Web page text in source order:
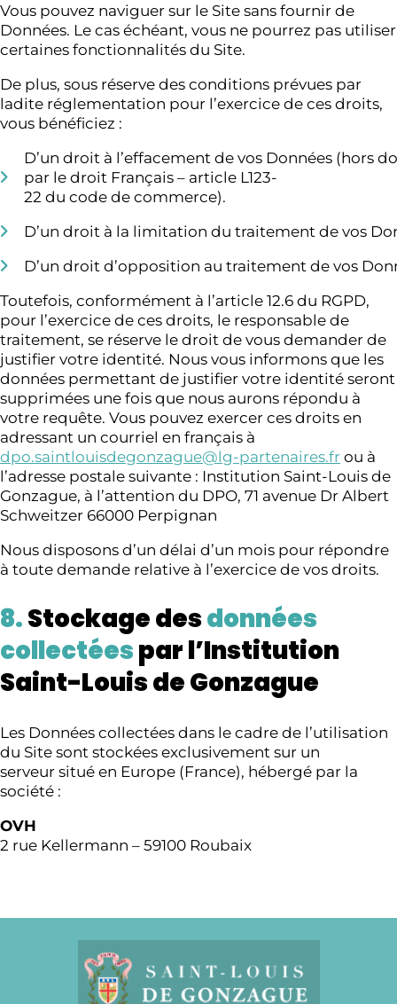
Vous pouvez naviguer sur le Site sans fournir de
Données. Le cas échéant, vous ne pourrez pas utiliser
certaines fonctionnalités du Site.
De plus, sous réserve des conditions prévues par
ladite réglementation pour l’exercice de ces droits,
vous bénéficiez :
D’un droit à l’effacement de vos Données (hors
par le droit Français – article L123-
22 du code de commerce).
D’un droit à la limitation du traitement de vos
D’un droit d’opposition au traitement de vos
Toutefois, conformément à l’article 12.6 du RGPD,
pour l’exercice de ces droits, le responsable de
traitement, se réserve le droit de vous demander de
justifier votre identité. Nous vous informons que les
données permettant de justifier votre identité seront
supprimées une fois que nous aurons répondu à
votre requête. Vous pouvez exercer ces droits en
adressant un courriel en français à
dpo.saintlouisdegonzague@lg-partenaires.fr ou à
l’adresse postale suivante : Institution Saint-Louis de
Gonzague, à l’attention du DPO, 71 avenue Dr Albert
Schweitzer 66000 Perpignan
Nous disposons d’un délai d’un mois pour répondre
à toute demande relative à l’exercice de vos droits.
8.Stockage desdonnées
collectéespar l’Institution
Saint-Louis de Gonzague
Les Données collectées dans le cadre de l’utilisation
du Site sont stockées exclusivement sur un
serveur situé en Europe (France), hébergé par la
société :
OVH
2 rue Kellermann – 59100 Roubaix